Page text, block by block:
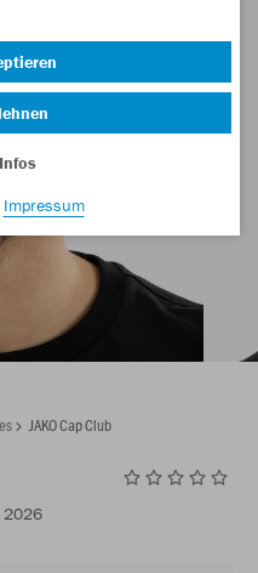
JAKO Cap Club
2026
Impressum